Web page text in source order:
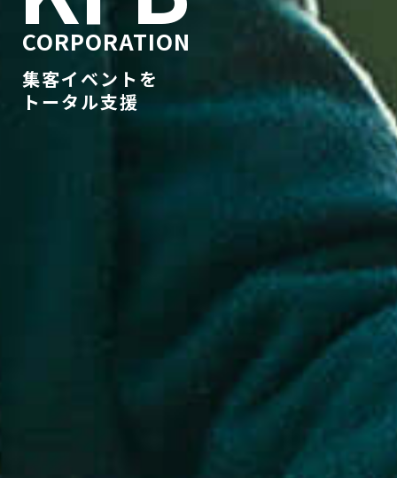
CORPORATION
集客イベントを
トータル支援